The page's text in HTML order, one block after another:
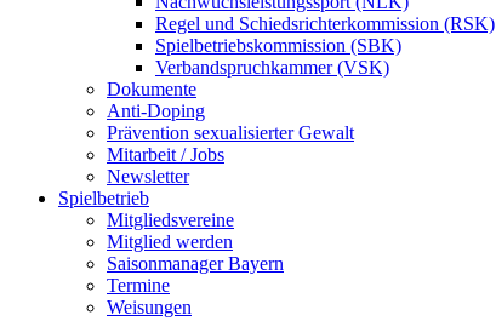
Regel und Schiedsrichterkommission (RSK)
Spielbetriebskommission (SBK)
Verbandspruchkammer (VSK)
Dokumente
Anti-Doping
Prävention sexualisierter Gewalt
Mitarbeit / Jobs
Newsletter
Spielbetrieb
Mitgliedsvereine
Mitglied werden
Saisonmanager Bayern
Termine
Weisungen